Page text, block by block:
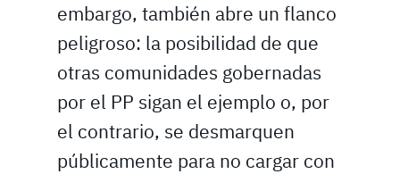
embargo, también abre un flanco
peligroso: la posibilidad de que
otras comunidades gobernadas
por el PP sigan el ejemplo o, por
el contrario, se desmarquen
públicamente para no cargar con